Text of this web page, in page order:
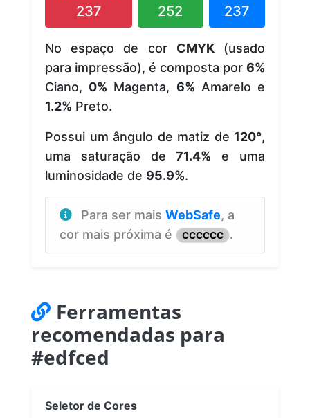
237 252 237
No espaço de cor CMYK(usado
para impressão), é composta por 6%
Ciano, 0% Magenta, 6% Amarelo e
1.2% Preto.
Possui um ângulo de matiz de 120°,
uma saturação de71.4% e uma
luminosidade de 95.9%.
Para ser mais WebSafe, a
cor mais próxima é
CCCCCC .
Ferramentas
recomendadas para
#edfced
Seletor de Cores